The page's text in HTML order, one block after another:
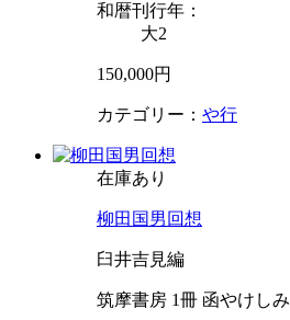
和暦刊行年：
大2
150,000円
カテゴリー： や行
在庫あり
柳田国男回想
臼井吉見編
筑摩書房 1冊 函やけしみ